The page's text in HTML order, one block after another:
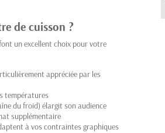
de cuisson ?
un excellent choix pour votre
appréciée par les
températures
du froid) élargit son audience
supplémentaire
à vos contraintes graphiques